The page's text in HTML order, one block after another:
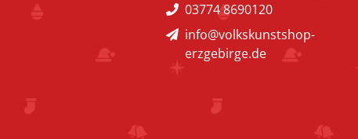
03774 8690120
info@volkskunstshop-
erzgebirge.de